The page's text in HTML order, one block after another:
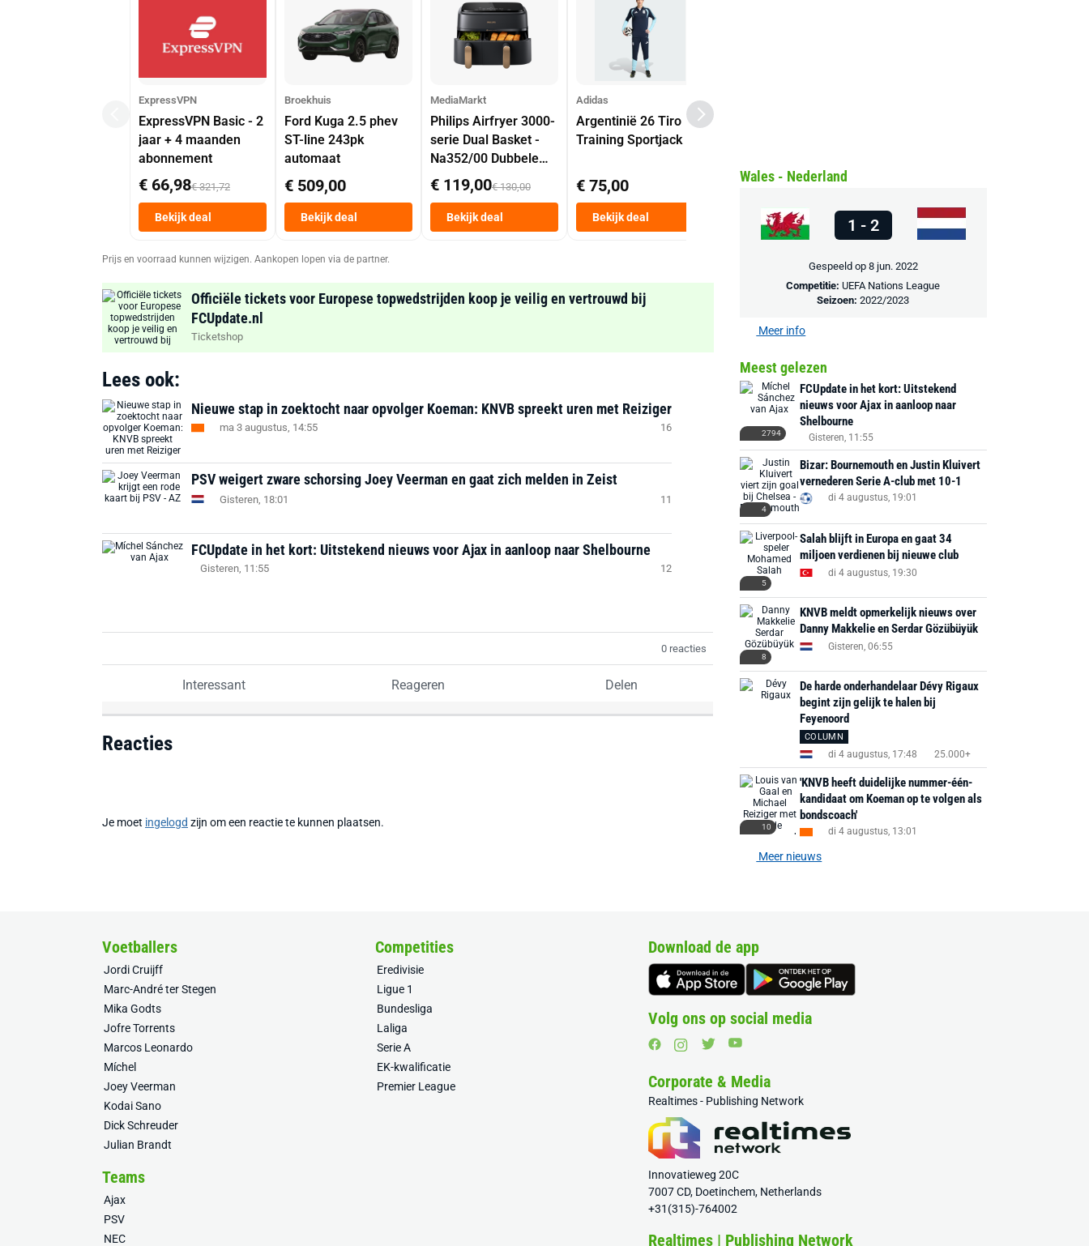
ExpressVPN
ExpressVPN Basic - 2
jaar + 4 maanden
abonnement
€ 66,98€ 321,72
Bekijk deal
Broekhuis
Ford Kuga 2.5 phev
ST-line 243pk
automaat
€ 509,00
Bekijk deal
MediaMarkt
Philips Airfryer 3000-
serie Dual Basket -
Na352/00 Dubbele
Mand 9 L Tot 6
Personen
Heteluchtfriteuse
Zwart
€ 119,00€ 130,00
Bekijk deal
Adidas
Argentinië 26 Tiro
Training Sportjack
€ 75,00
Bekijk deal
€ 29,99
Bekijk deal Bekijk deal
Prijs en voorraad kunnen wijzigen. Aankopen lopen via de partner.
Officiële tickets voor Europese topwedstrijden koop je veilig en vertrouwd bij
FCUpdate.nl
Ticketshop
Lees ook:
Nieuwe stap in zoektocht naar opvolger Koeman: KNVB spreekt uren met Reiziger
ma 3 augustus, 14:55 16
PSV weigert zware schorsing Joey Veerman en gaat zich melden in Zeist
Gisteren, 18:01 11
FCUpdate in het kort: Uitstekend nieuws voor Ajax in aanloop naar Shelbourne
Gisteren, 11:55 12
0 reacties
Interessant Reageren Delen
Reacties
Je moet ingelogd zijn om een reactie te kunnen plaatsen.
Wales - Nederland
1 - 2
Gespeeld op 8 jun. 2022
Competitie:UEFA Nations League
Seizoen:2022/2023
Meer info
Meest gelezen
2794
FCUpdate in het kort: Uitstekend
nieuws voor Ajax in aanloop naar
Shelbourne
Gisteren, 11:55
4
Bizar: Bournemouth en Justin Kluivert
vernederen Serie A-club met 10-1
di 4 augustus, 19:01
5
Salah blijft in Europa en gaat 34
miljoen verdienen bij nieuwe club
di 4 augustus, 19:30
8
KNVB meldt opmerkelijk nieuws over
Danny Makkelie en Serdar Gözübüyük
Gisteren, 06:55
De harde onderhandelaar Dévy Rigaux
begint zijn gelijk te halen bij
Feyenoord
COLUMN
di 4 augustus, 17:48 25.000+
10
'KNVB heeft duidelijke nummer-één-
kandidaat om Koeman op te volgen als
bondscoach'
di 4 augustus, 13:01
Meer nieuws
Voetballers
Jordi Cruijff
Marc-André ter Stegen
Mika Godts
Jofre Torrents
Marcos Leonardo
Míchel
Joey Veerman
Kodai Sano
Dick Schreuder
Julian Brandt
Competities
Eredivisie
Ligue 1
Bundesliga
Laliga
Serie A
EK-kwalificatie
Premier League
Teams
Ajax
PSV
NEC
Download de app
Volg ons op social media
Corporate & Media
Realtimes - Publishing Network
Innovatieweg 20C
7007 CD, Doetinchem, Netherlands
+31(315)-764002
Realtimes | Publishing Network